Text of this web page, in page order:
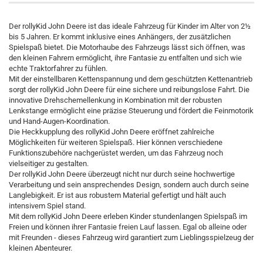
Der rollyKid John Deere ist das ideale Fahrzeug für Kinder im Alter von 2½
bis 5 Jahren. Er kommt inklusive eines Anhängers, der zusätzlichen
Spielspaß bietet. Die Motorhaube des Fahrzeugs lässt sich öffnen, was
den kleinen Fahrern ermöglicht, ihre Fantasie zu entfalten und sich wie
echte Traktorfahrer zu fühlen.
Mit der einstellbaren Kettenspannung und dem geschützten Kettenantrieb
sorgt der rollyKid John Deere für eine sichere und reibungslose Fahrt. Die
innovative Drehschemellenkung in Kombination mit der robusten
Lenkstange ermöglicht eine präzise Steuerung und fördert die Feinmotorik
und Hand-Augen-Koordination.
Die Heckkupplung des rollyKid John Deere eröffnet zahlreiche
Möglichkeiten für weiteren Spielspaß. Hier können verschiedene
Funktionszubehöre nachgerüstet werden, um das Fahrzeug noch
vielseitiger zu gestalten.
Der rollyKid John Deere überzeugt nicht nur durch seine hochwertige
Verarbeitung und sein ansprechendes Design, sondern auch durch seine
Langlebigkeit. Er ist aus robustem Material gefertigt und hält auch
intensivem Spiel stand.
Mit dem rollyKid John Deere erleben Kinder stundenlangen Spielspaß im
Freien und können ihrer Fantasie freien Lauf lassen. Egal ob alleine oder
mit Freunden - dieses Fahrzeug wird garantiert zum Lieblingsspielzeug der
kleinen Abenteurer.